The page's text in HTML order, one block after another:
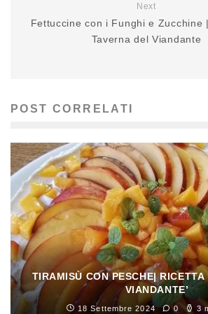
Next
Fettuccine con i Funghi e Zucchine
Taverna del Viandante
POST CORRELATI
TIRAMISÙ CON PESCHE| RICETTA
VIANDANTE’
18 Settembre 2024 0 3